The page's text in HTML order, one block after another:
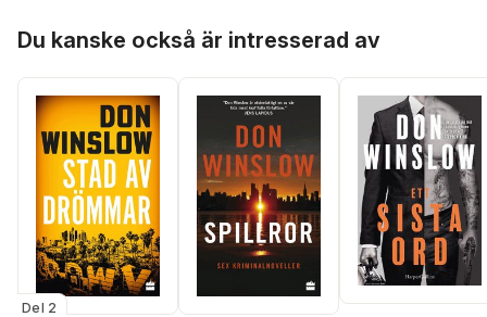
Du kanske också är intresserad av
Del 2